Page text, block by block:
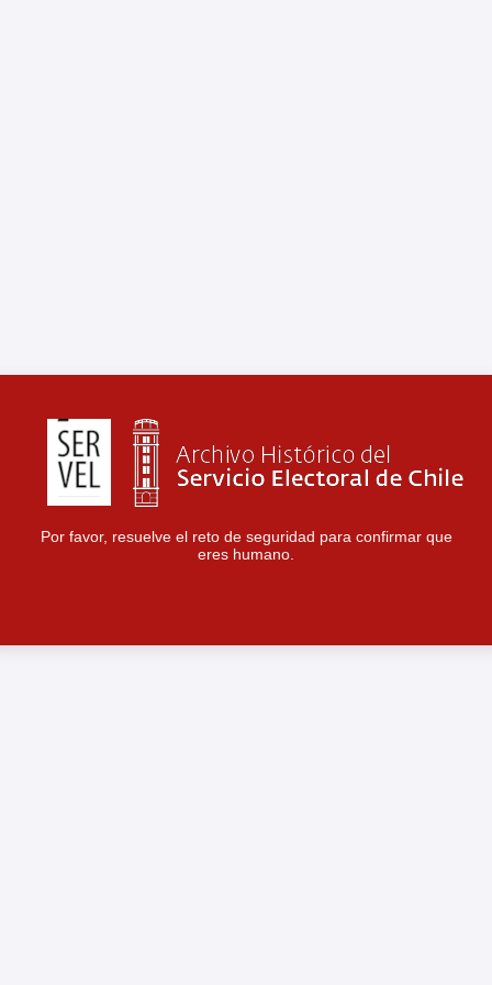
Por favor, resuelve el reto de seguridad para confirmar que
eres humano.